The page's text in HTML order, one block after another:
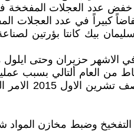
تقدم لنا هذه الاحصائيات دليلاً قاطعاً على ان عملية تحرير جرف الصخر التي
كبيراً في عدد العجلات
بيك كانتا بؤرتين
بغداد في شهر كانون الاول من العام 2014 بعد أن بلغت
لكنها هبطت الى معدل اربع مفخخات للأشهر كانون الاول
تشرين الثاني 2014
وضبط مخازن المواد